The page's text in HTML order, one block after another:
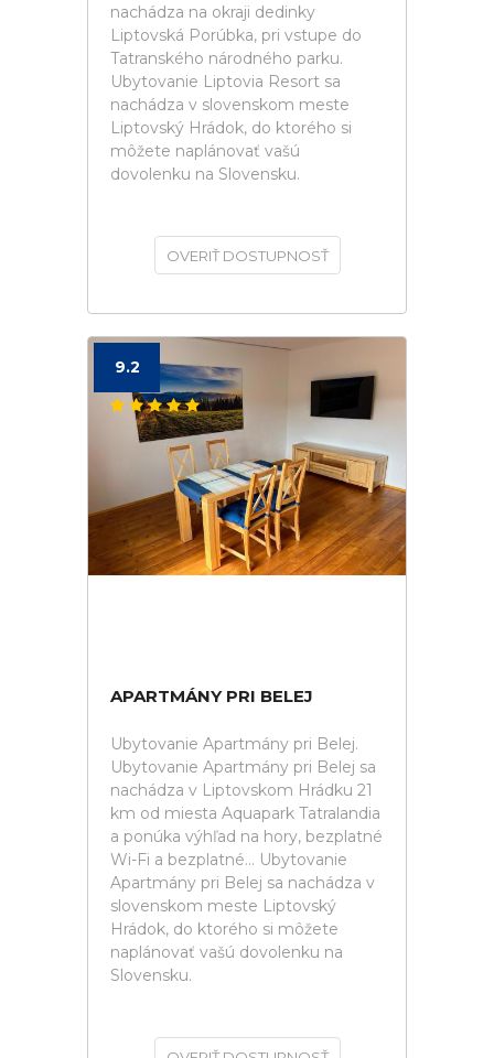
nachádza na okraji dedinky
Liptovská Porúbka, pri vstupe do
Tatranského národného parku.
Ubytovanie Liptovia Resort sa
nachádza v slovenskom meste
Liptovský Hrádok, do ktorého si
môžete naplánovať vašú
dovolenku na Slovensku.
OVERIŤ DOSTUPNOSŤ
9.2
APARTMÁNY PRI BELEJ
Ubytovanie Apartmány pri Belej.
Ubytovanie Apartmány pri Belej sa
nachádza v Liptovskom Hrádku 21
km od miesta Aquapark Tatralandia
a ponúka výhľad na hory, bezplatné
Wi-Fi a bezplatné... Ubytovanie
Apartmány pri Belej sa nachádza v
slovenskom meste Liptovský
Hrádok, do ktorého si môžete
naplánovať vašú dovolenku na
Slovensku.